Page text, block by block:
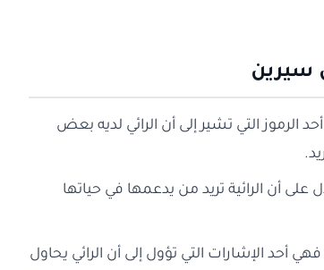
سيرين
الرموز التي تشير إلى أن الرائي لديه بعض
على أن الرائية تريد من يدعمها في حياتها
أحد الإشارات التي تؤول إلى أن الرائي يحاول